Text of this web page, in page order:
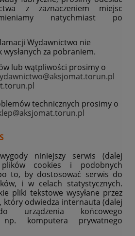
z zaznaczeniem miejsc
natychmiast po
Wydawnictwo nie
wysłanych za pobraniem.
lub wątpliwości prosimy o
technicznych prosimy o
niniejszy serwis (dalej
plików cookies i podobnych
to, by dostosować serwis do
i w celach statystycznych.
pliki tekstowe wysyłane przez
który odwiedza internauta (dalej
urządzenia końcowego
komputera prywatnego